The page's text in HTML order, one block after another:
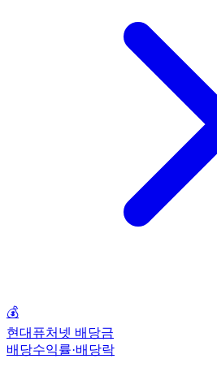
💰
현대퓨처넷 배당금
배당수익률·배당락